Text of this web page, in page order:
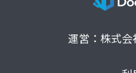
運営：株式